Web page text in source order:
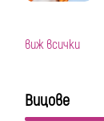
виж всички
Вицове